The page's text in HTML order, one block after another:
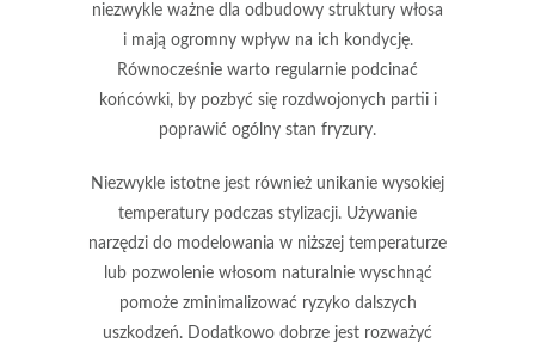
niezwykle ważne dla odbudowy struktury włosa
i mają ogromny wpływ na ich kondycję.
Równocześnie warto regularnie podcinać
końcówki, by pozbyć się rozdwojonych partii i
poprawić ogólny stan fryzury.
Niezwykle istotne jest również unikanie wysokiej
temperatury podczas stylizacji. Używanie
narzędzi do modelowania w niższej temperaturze
lub pozwolenie włosom naturalnie wyschnąć
pomoże zminimalizować ryzyko dalszych
uszkodzeń. Dodatkowo dobrze jest rozważyć